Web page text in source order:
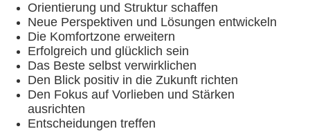
Orientierung und Struktur schaffen
Neue Perspektiven und Lösungen entwickeln
Die Komfortzone erweitern
Erfolgreich und glücklich sein
Das Beste selbst verwirklichen
Den Blick positiv in die Zukunft richten
Den Fokus auf Vorlieben und Stärken
ausrichten
Entscheidungen treffen